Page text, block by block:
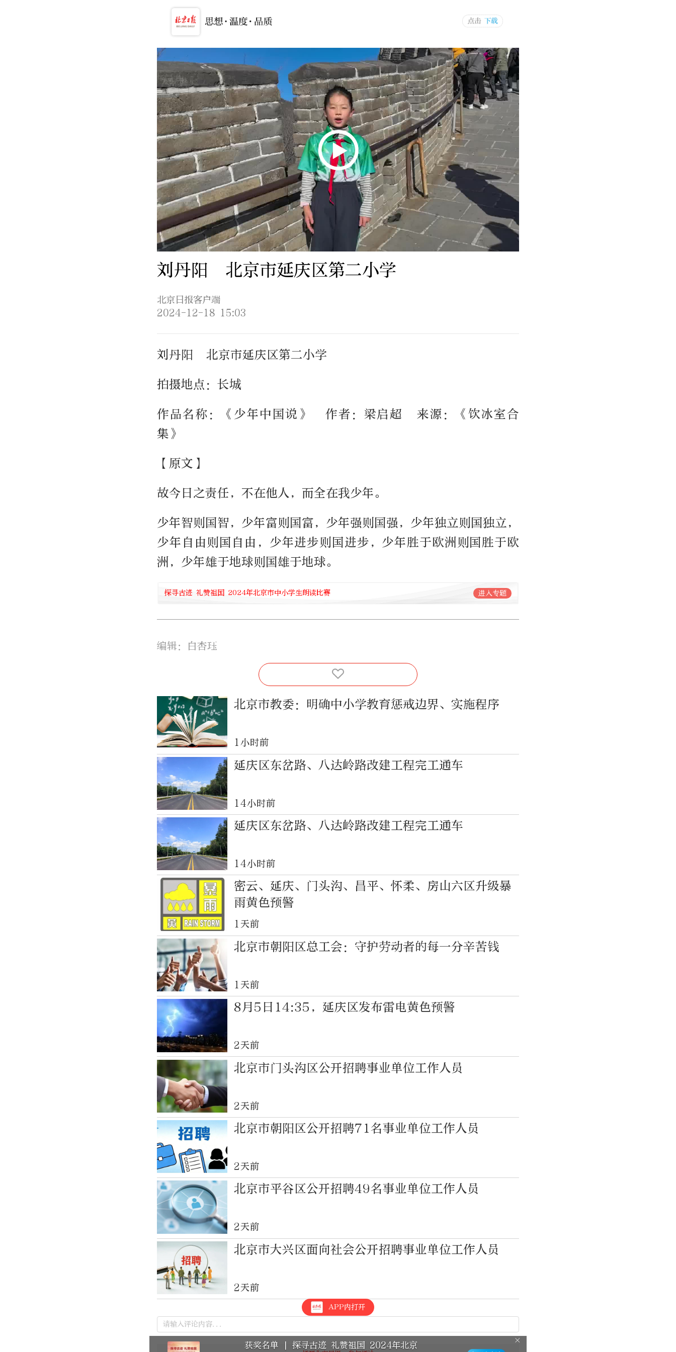
刘丹阳 北京市延庆区第二小学
北京日报客户端
2024-12-18 15:03
刘丹阳 北京市延庆区第二小学
拍摄地点：长城
作品名称：《少年中国说》 作者：梁启超 来源：《饮冰室合
集》
【原文】
故今日之责任，不在他人，而全在我少年。
少年智则国智，少年富则国富，少年强则国强，少年独立则国独立，
少年自由则国自由，少年进步则国进步，少年胜于欧洲则国胜于欧
洲，少年雄于地球则国雄于地球。
探寻古迹 礼赞祖国 2024年北京市中小学生朗读比赛 进入专题
编辑：白杏珏
北京市教委：明确中小学教育惩戒边界、实施程序
1小时前
延庆区东岔路、八达岭路改建工程完工通车
14小时前
延庆区东岔路、八达岭路改建工程完工通车
14小时前
密云、延庆、门头沟、昌平、怀柔、房山六区升级暴
雨黄色预警
1天前
北京市朝阳区总工会：守护劳动者的每一分辛苦钱
1天前
8月5日14:35，延庆区发布雷电黄色预警
2天前
北京市门头沟区公开招聘事业单位工作人员
2天前
北京市朝阳区公开招聘71名事业单位工作人员
2天前
北京市平谷区公开招聘49名事业单位工作人员
2天前
北京市大兴区面向社会公开招聘事业单位工作人员
2天前
APP内打开
获奖名单 | 探寻古迹 礼赞祖国 2024年北京